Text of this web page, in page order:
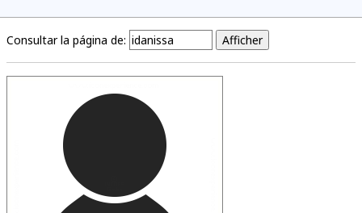
Consultar la página de: